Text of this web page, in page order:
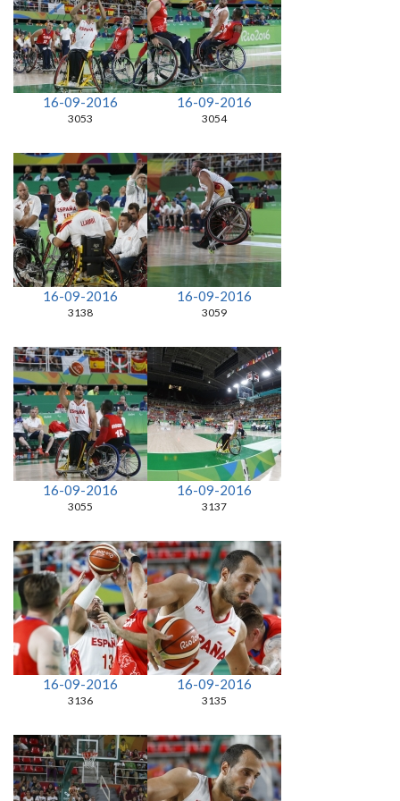
16-09-2016
3053
16-09-2016
3054
16-09-2016
3138
16-09-2016
3059
16-09-2016
3055
16-09-2016
3137
16-09-2016
3136
16-09-2016
3135